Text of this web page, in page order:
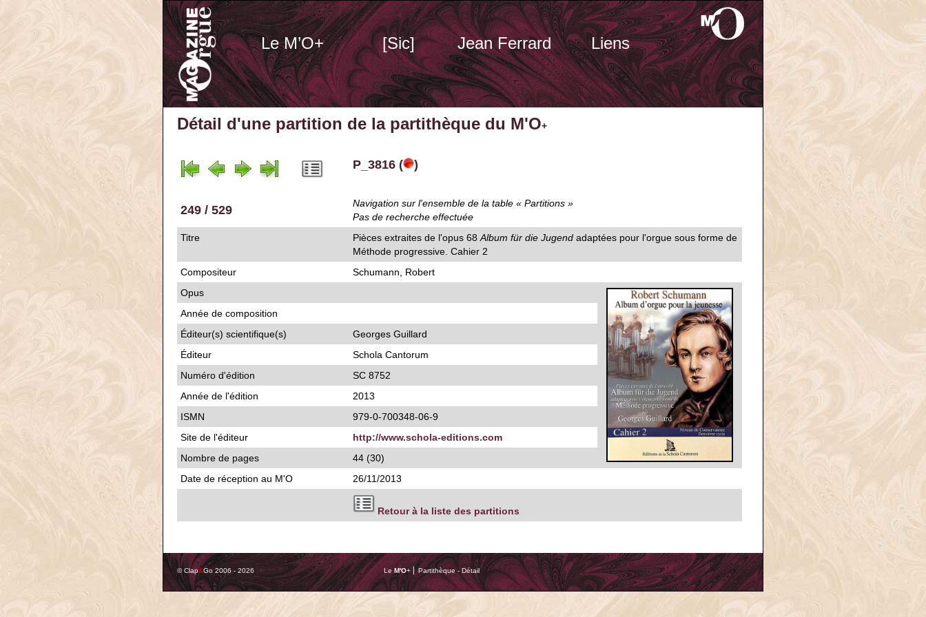
Le M’O+ [Sic] Jean Ferrard Liens
Détail d'une partition de la partithèque du M'O+
P_3816 ( )
249 / 529
Navigation sur l'ensemble de la table « Partitions »
Pas de recherche effectuée
Titre
Pièces extraites de l'opus 68 Album für die Jugend adaptées pour l'orgue sous forme de
Méthode progressive. Cahier 2
Compositeur
Schumann, Robert
Opus
Année de composition
Éditeur(s) scientifique(s)
Georges Guillard
Éditeur
Schola Cantorum
Numéro d'édition
SC 8752
Année de l'édition
2013
ISMN
979-0-700348-06-9
Site de l'éditeur
http://www.schola-editions.com
Nombre de pages
44 (30)
Date de réception au M'O
26/11/2013
Retour à la liste des partitions
© Clap&Go 2006 - 2026 Le M'O+ ⎢ Partithèque - Détail